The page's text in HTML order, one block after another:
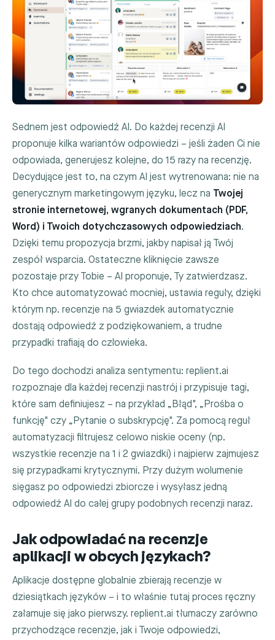
Sednem jest odpowiedź AI. Do każdej recenzji AI
proponuje kilka wariantów odpowiedzi – jeśli żaden Ci nie
odpowiada, generujesz kolejne, do 15 razy na recenzję.
Decydujące jest to, na czym AI jest wytrenowana: nie na
generycznym marketingowym języku, lecz na Twojej
stronie internetowej, wgranych dokumentach (PDF,
Word) i Twoich dotychczasowych odpowiedziach.
Dzięki temu propozycja brzmi, jakby napisał ją Twój
zespół wsparcia. Ostateczne kliknięcie zawsze
pozostaje przy Tobie – AI proponuje, Ty zatwierdzasz.
Kto chce automatyzować mocniej, ustawia reguły, dzięki
którym np. recenzje na 5 gwiazdek automatycznie
dostają odpowiedź z podziękowaniem, a trudne
przypadki trafiają do człowieka.
Do tego dochodzi analiza sentymentu: replient.ai
rozpoznaje dla każdej recenzji nastrój i przypisuje tagi,
które sam definiujesz – na przykład „Błąd", „Prośba o
funkcję" czy „Pytanie o subskrypcję". Za pomocą reguł
automatyzacji filtrujesz celowo niskie oceny (np.
wszystkie recenzje na 1 i 2 gwiazdki) i najpierw zajmujesz
się przypadkami krytycznymi. Przy dużym wolumenie
sięgasz po odpowiedzi zbiorcze i wysyłasz jedną
odpowiedź AI do całej grupy podobnych recenzji naraz.
Jak odpowiadać na recenzje
aplikacji w obcych językach?
Aplikacje dostępne globalnie zbierają recenzje w
dziesiątkach języków – i to właśnie tutaj proces ręczny
załamuje się jako pierwszy. replient.ai tłumaczy zarówno
przychodzące recenzje, jak i Twoje odpowiedzi,